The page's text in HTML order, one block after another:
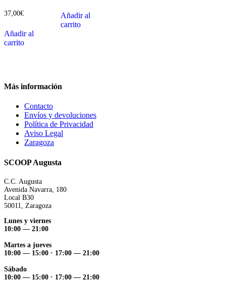
37,00€
Añadir al
carrito
Añadir al
carrito
Más información
Contacto
Envíos y devoluciones
Política de Privacidad
Aviso Legal
Zaragoza
SCOOP Augusta
C.C. Augusta
Avenida Navarra, 180
Local B30
50011, Zaragoza
Lunes y viernes
10:00 — 21:00
Martes a jueves
10:00 — 15:00 · 17:00 — 21:00
Sábado
10:00 — 15:00 · 17:00 — 21:00